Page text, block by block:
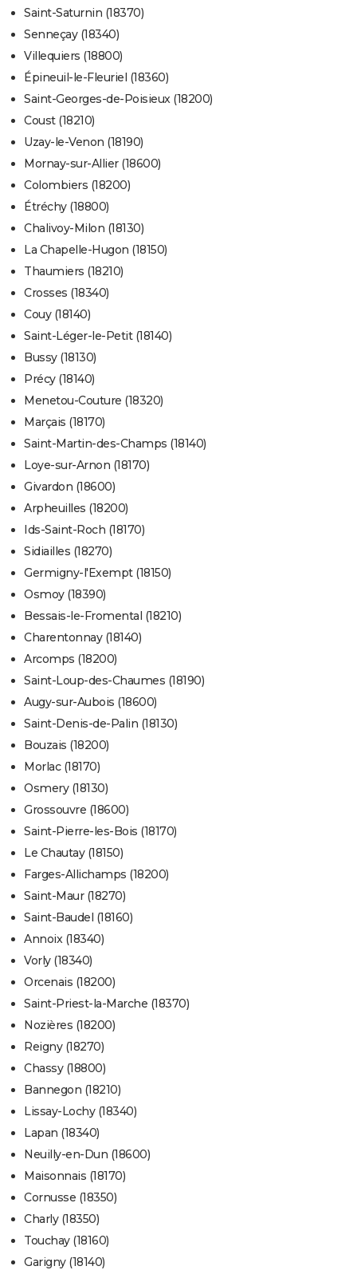
Saint-Saturnin (18370)
Senneçay (18340)
Villequiers (18800)
Épineuil-le-Fleuriel (18360)
Saint-Georges-de-Poisieux (18200)
Coust (18210)
Uzay-le-Venon (18190)
Mornay-sur-Allier (18600)
Colombiers (18200)
Étréchy (18800)
Chalivoy-Milon (18130)
La Chapelle-Hugon (18150)
Thaumiers (18210)
Crosses (18340)
Couy (18140)
Saint-Léger-le-Petit (18140)
Bussy (18130)
Précy (18140)
Menetou-Couture (18320)
Marçais (18170)
Saint-Martin-des-Champs (18140)
Loye-sur-Arnon (18170)
Givardon (18600)
Arpheuilles (18200)
Ids-Saint-Roch (18170)
Sidiailles (18270)
Germigny-l'Exempt (18150)
Osmoy (18390)
Bessais-le-Fromental (18210)
Charentonnay (18140)
Arcomps (18200)
Saint-Loup-des-Chaumes (18190)
Augy-sur-Aubois (18600)
Saint-Denis-de-Palin (18130)
Bouzais (18200)
Morlac (18170)
Osmery (18130)
Grossouvre (18600)
Saint-Pierre-les-Bois (18170)
Le Chautay (18150)
Farges-Allichamps (18200)
Saint-Maur (18270)
Saint-Baudel (18160)
Annoix (18340)
Vorly (18340)
Orcenais (18200)
Saint-Priest-la-Marche (18370)
Nozières (18200)
Reigny (18270)
Chassy (18800)
Bannegon (18210)
Lissay-Lochy (18340)
Lapan (18340)
Neuilly-en-Dun (18600)
Maisonnais (18170)
Cornusse (18350)
Charly (18350)
Touchay (18160)
Garigny (18140)